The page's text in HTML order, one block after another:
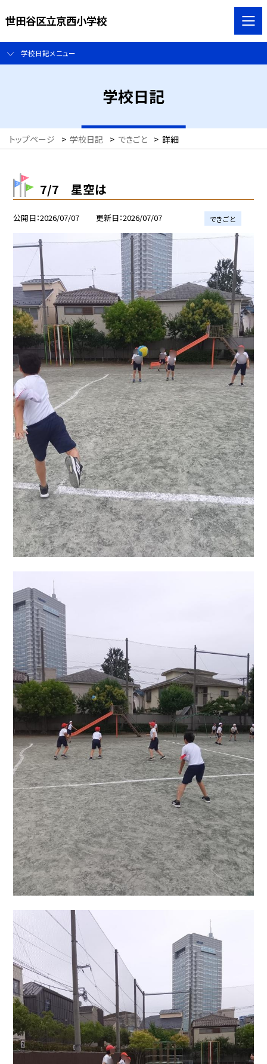
世田谷区立京西小学校
学校日記メニュー
学校日記
トップページ > 学校日記 > できごと > 詳細
7/7 星空は
公開日 2026/07/07 更新日 2026/07/07 できごと